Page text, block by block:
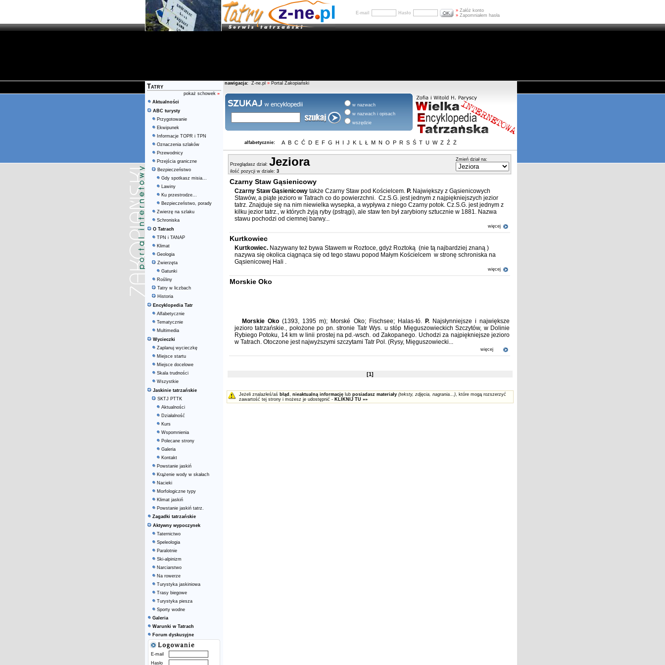
E-mail Hasło » Załóż konto
» Zapomniałem hasła
Tatry
pokaż schowek »
Aktualności
ABC turysty
Przygotowanie
Ekwipunek
Informacje TOPR i TPN
Oznaczenia szlaków
Przewodnicy
Przejścia graniczne
Bezpieczeństwo
Gdy spotkasz misia...
Lawiny
Ku przestrodze...
Bezpieczeństwo, porady
Zwierzę na szlaku
Schroniska
O Tatrach
TPN i TANAP
Klimat
Geologia
Zwierzęta
Gatunki
Rośliny
Tatry w liczbach
Historia
Encyklopedia Tatr
Alfabetycznie
Tematycznie
Multimedia
Wycieczki
Zaplanuj wycieczkę
Miejsce startu
Miejsce docelowe
Skala trudności
Wszystkie
Jaskinie tatrzańskie
SKTJ PTTK
Aktualności
Działalność
Kurs
Wspomnienia
Polecane strony
Galeria
Kontakt
Powstanie jaskiń
Krążenie wody w skałach
Nacieki
Morfologiczne typy
Klimat jaskiń
Powstanie jaskiń tatrz.
Zagadki tatrzańskie
Aktywny wypoczynek
Taternictwo
Speleologia
Paralotnie
Ski-alpinizm
Narciarstwo
Na rowerze
Turystyka jaskiniowa
Trasy biegowe
Turystyka piesza
Sporty wodne
Galeria
Warunki w Tatrach
Forum dyskusyjne
E-mail
Hasło
nawigacja: Z-ne.pl » Portal Zakopiański
w nazwach
w nazwach i opisach
wszędzie
alfabetycznie: A B C Ć D E F G H I J K L Ł M N O P R S Ś T U W Z Ź Ż
Przeglądasz dział: Jeziora
ilość pozycji w dziale: 3
Zmień dział na:
Czarny Staw Gąsienicowy
Czarny Staw Gąsienicowy także Czarny Staw pod Kościelcem. P. Największy z Gąsienicowych
Stawów, a piąte jezioro w Tatrach co do powierzchni. Cz.S.G. jest jednym z najpiękniejszych jezior
tatrz. Znajduje się na nim niewielka wysepka, a wypływa z niego Czarny potok. Cz.S.G. jest jednym z
kilku jezior tatrz., w których żyją ryby (pstrągi), ale staw ten był zarybiony sztucznie w 1881. Nazwa
stawu pochodzi od ciemnej barwy...
więcej
Kurtkowiec
Kurtkowiec. Nazywany też bywa Stawem w Roztoce, gdyż Roztoką (nie tą najbardziej znaną )
nazywa się okolica ciągnąca się od tego stawu popod Małym Kościelcem w stronę schroniska na
Gąsienicowej Hali .
więcej
Morskie Oko
Morskie Oko (1393, 1395 m); Morské Oko; Fischsee; Halas-tó. P.Najsłynniejsze i największe
jezioro tatrzańskie., położone po pn. stronie Tatr Wys. u stóp Mięguszowieckich Szczytów, w Dolinie
Rybiego Potoku, 14 km w linii prostej na pd.-wsch. od Zakopanego. Uchodzi za najpiękniejsze jezioro
w Tatrach. Otoczone jest najwyższymi szczytami Tatr Pol. (Rysy, Mięguszowiecki...
więcej
[1]
Jeżeli znalazłeś/aś błąd , nieaktualną informację lub posiadasz materiały (teksty, zdjęcia, nagrania...), które mogą rozszerzyć
zawartość tej strony i możesz je udostępnić - KLIKNIJ TU »»